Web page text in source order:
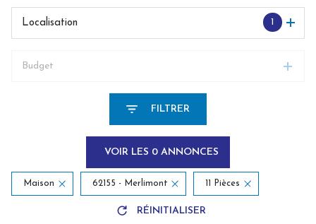
1
Localisation
Budget
FILTRER
VOIR LES 0 ANNONCES
Maison 62155 - Merlimont 11 Pièces
RÉINITIALISER